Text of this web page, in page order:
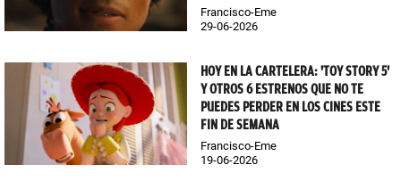
Francisco-Eme
29-06-2026
HOY EN LA CARTELERA: 'TOY STORY 5'
Y OTROS 6 ESTRENOS QUE NO TE
PUEDES PERDER EN LOS CINES ESTE
FIN DE SEMANA
Francisco-Eme
19-06-2026